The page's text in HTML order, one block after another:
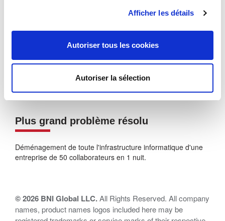
Afficher les détails
Autoriser tous les cookies
Autoriser la sélection
Mon Business
Support et gestion de parcs informatiques
Plus grand problème résolu
Déménagement de toute l'infrastructure informatique d'une
entreprise de 50 collaborateurs en 1 nuit.
© 2026 BNI Global LLC.All Rights Reserved. All company
names, product names logos included here may be